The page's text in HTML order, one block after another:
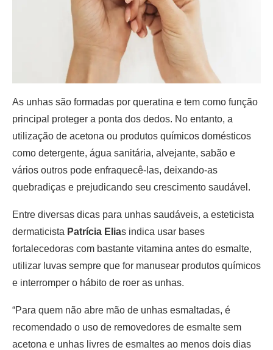
As unhas são formadas por queratina e tem como função
principal proteger a ponta dos dedos. No entanto, a
utilização de acetona ou produtos químicos domésticos
como detergente, água sanitária, alvejante, sabão e
vários outros pode enfraquecê-las, deixando-as
quebradiças e prejudicando seu crescimento saudável.
Entre diversas dicas para unhas saudáveis, a esteticista
dermaticista Patrícia Elias indica usar bases
fortalecedoras com bastante vitamina antes do esmalte,
utilizar luvas sempre que for manusear produtos químicos
e interromper o hábito de roer as unhas.
“Para quem não abre mão de unhas esmaltadas, é
recomendado o uso de removedores de esmalte sem
acetona e unhas livres de esmaltes ao menos dois dias